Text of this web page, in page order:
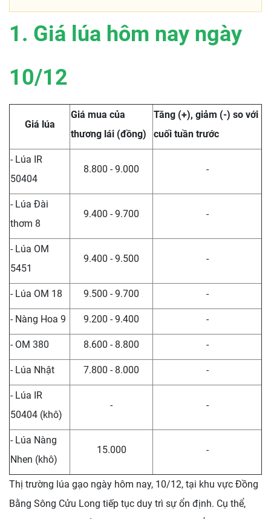
1. Giá lúa hôm nay ngày
10/12
Giá lúa
Giá mua của
thương lái (đồng)
Tăng (+), giảm (-) so với
cuối tuần trước
- Lúa IR
50404
8.800 - 9.000 -
- Lúa Đài
thơm 8
9.400 - 9.700 -
- Lúa OM
5451
9.400 - 9.500 -
- Lúa OM 18 9.500 - 9.700 -
- Nàng Hoa 9 9.200 - 9.400 -
- OM 380 8.600 - 8.800 -
- Lúa Nhật 7.800 - 8.000 -
- Lúa IR
50404 (khô)
- -
- Lúa Nàng
Nhen (khô)
15.000 -
Thị trường lúa gạo ngày hôm nay, 10/12, tại khu vực Đồng
Bằng Sông Cửu Long tiếp tục duy trì sự ổn định. Cụ thể,